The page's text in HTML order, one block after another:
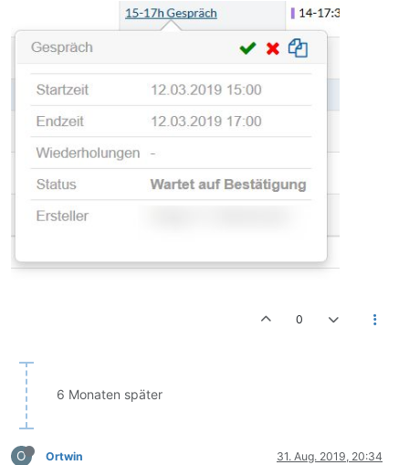
0
6 Monaten später
O Ortwin 31. Aug. 2019, 20:34